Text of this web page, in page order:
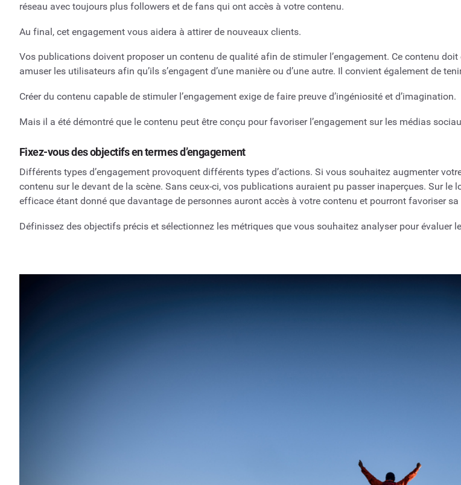
réseau avec toujours plus followers et de fans qui ont accès à votre contenu.
Au final, cet engagement vous aidera à attirer de nouveaux clients.
Vos publications doivent proposer un contenu de qualité afin de stimuler l’engagement. Ce contenu
amuser les utilisateurs afin qu’ils s’engagent d’une manière ou d’une autre. Il convient également de
Créer du contenu capable de stimuler l’engagement exige de faire preuve d’ingéniosité et d’imagination.
Mais il a été démontré que le contenu peut être conçu pour favoriser l’engagement sur les médias
Fixez-vous des objectifs en termes d’engagement
Différents types d’engagement provoquent différents types d’actions. Si vous souhaitez augmenter
contenu sur le devant de la scène. Sans ceux-ci, vos publications auraient pu passer inaperçues. Sur le
efficace étant donné que davantage de personnes auront accès à votre contenu et pourront favoriser
Définissez des objectifs précis et sélectionnez les métriques que vous souhaitez analyser pour évaluer